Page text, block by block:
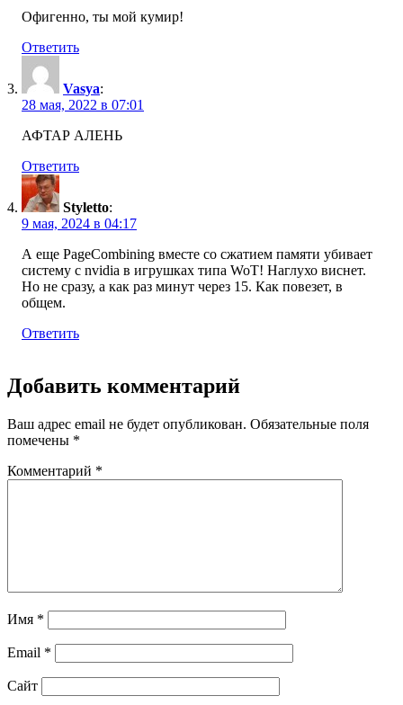
Офигенно, ты мой кумир!
Ответить
Vasya:
28 мая, 2022 в 07:01
АФТАР АЛЕНЬ
Ответить
Styletto:
9 мая, 2024 в 04:17
А еще PageCombining вместе со сжатием памяти убивает
систему с nvidia в игрушках типа WoT! Наглухо виснет.
Но не сразу, а как раз минут через 15. Как повезет, в
общем.
Ответить
Добавить комментарий
Ваш адрес email не будет опубликован. Обязательные поля
помечены *
Комментарий *
Имя *
Email *
Сайт